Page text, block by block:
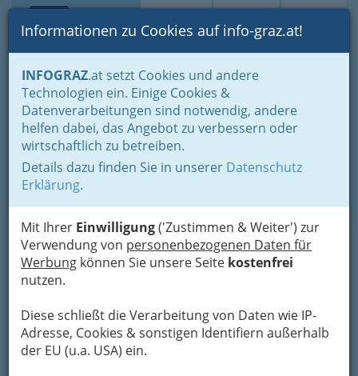
Suche Login Toggle
Informationen zu Cookies auf info-graz.at!
INFOGRAZ.at setzt Cookies und andere
Technologien ein. Einige Cookies &
Datenverarbeitungen sind notwendig, andere
helfen dabei, das Angebot zu verbessern oder
wirtschaftlich zu betreiben.
Details dazu finden Sie in unserer Datenschutz
Erklärung.
Mit Ihrer Einwilligung('Zustimmen & Weiter') zur
Verwendung von personenbezogenen Daten für
Werbung können Sie unsere Seite kostenfrei
nutzen.
Diese schließt die Verarbeitung von Daten wie IP-
Adresse, Cookies & sonstigen Identifiern außerhalb
der EU (u.a. USA) ein.
Home Branchen
Tourismus & Freizeitwirtschaft
Gastronomie
Restaurants für Genießer
Thanthai Imbiss Asia Shop
Schönaugasse 16, 8010 Graz
+43 664 5892 272
Karte
Karte anzeigen